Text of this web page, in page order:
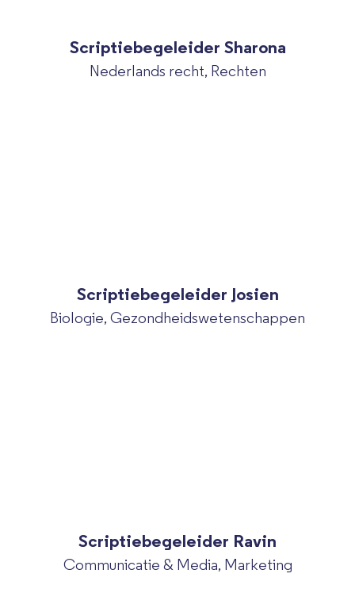
Scriptiebegeleider Sharona
Nederlands recht, Rechten
Scriptiebegeleider Josien
Biologie, Gezondheidswetenschappen
Scriptiebegeleider Ravin
Communicatie & Media, Marketing